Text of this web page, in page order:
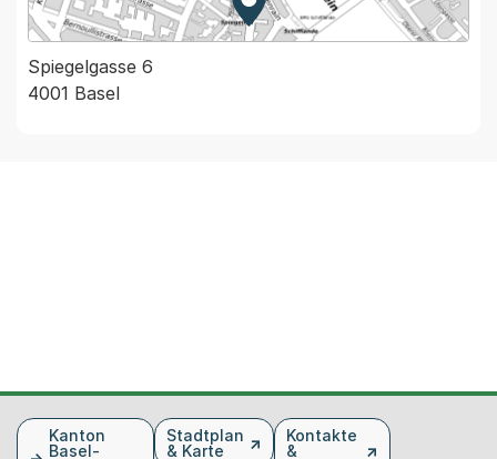
Zur Karte von MapBS.
Externer Link, wird in einem
Spiegelgasse 6
4001 Basel
FusszeileKanton
Basel-
Stadtplan
& Karte
Kontakte
&